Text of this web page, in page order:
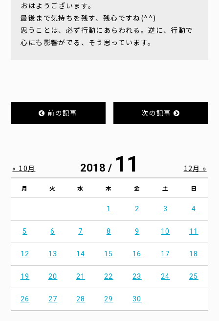
おはようございます。
最後まで気持ちを残す、残心ですね(^^)
思うことは、必ず行動にあらわれる。逆に、行動で
心にも影響がでる、そう思っています。
前の記事 次の記事
2018 / 11
月 火 水 木 金 土 日
1 2 3 4
5 6 7 8 9 10 11
12 13 14 15 16 17 18
19 20 21 22 23 24 25
26 27 28 29 30
« 10月 12月 »